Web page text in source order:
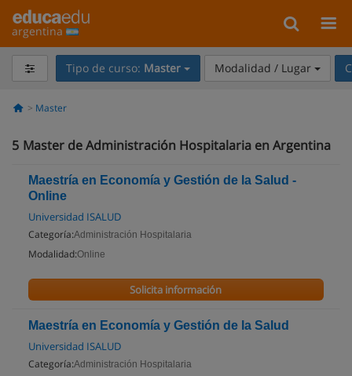
argentina
Tipo de curso: Master Modalidad / Lugar
Master
5 Master de Administración Hospitalaria en Argentina
Maestría en Economía y Gestión de la Salud -
Online
Universidad ISALUD
Categoría:Administración Hospitalaria
Modalidad:Online
Solicita información
Maestría en Economía y Gestión de la Salud
Universidad ISALUD
Categoría:Administración Hospitalaria